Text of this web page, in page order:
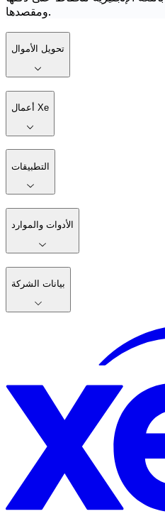
ومقصدها.
تحويل الأموال
أعمال Xe
التطبيقات
الأدوات والموارد
بيانات الشركة